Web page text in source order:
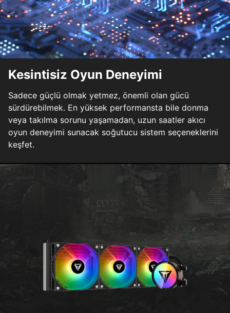
Kesintisiz Oyun Deneyimi
Sadece güçlü olmak yetmez, önemli olan gücü
sürdürebilmek. En yüksek performansta bile donma
veya takılma sorunu yaşamadan, uzun saatler akıcı
oyun deneyimi sunacak soğutucu sistem seçeneklerini
keşfet.